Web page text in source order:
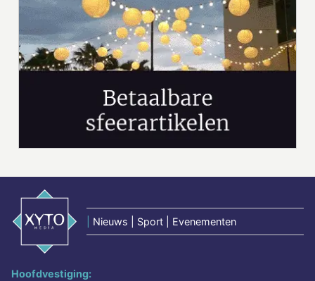
Nieuws | Sport | Evenementen
Hoofdvestiging: